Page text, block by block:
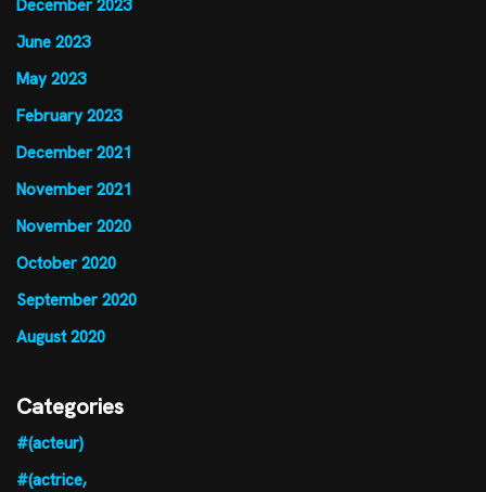
December 2023
June 2023
May 2023
February 2023
December 2021
November 2021
November 2020
October 2020
September 2020
August 2020
Categories
#(acteur)
#(actrice,